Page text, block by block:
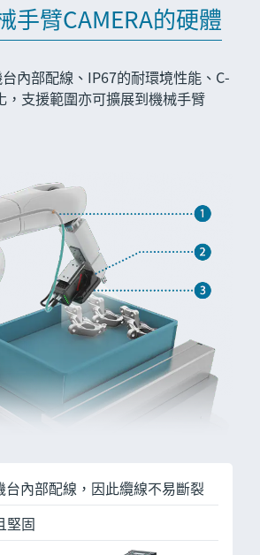
手臂CAMERA的硬體
內部配線、IP67的耐環境性能、C-
支援範圍亦可擴展到機械手臂
台內部配線，因此纜線不易斷裂
堅固